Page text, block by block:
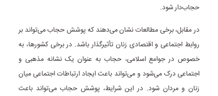
حجاب‌دار شود.
در مقابل، برخی مطالعات نشان می‌دهند که پوشش حجاب می‌تواند بر
روابط اجتماعی و اقتصادی زنان تأثیرگذار باشد. در برخی کشورها، به
خصوص در جوامع اسلامی، حجاب به عنوان یک نشانه مذهبی و
اجتماعی درک می‌شود و می‌تواند باعث ایجاد ارتباطات اجتماعی میان
زنان و مردان شود. در این شرایط، پوشش حجاب می‌تواند باعث